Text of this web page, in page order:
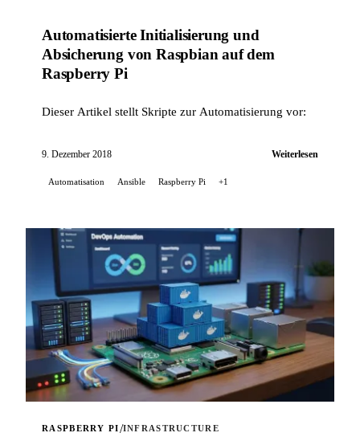
Automatisierte Initialisierung und
Absicherung von Raspbian auf dem
Raspberry Pi
Dieser Artikel stellt Skripte zur Automatisierung vor:
9. Dezember 2018 Weiterlesen
Automatisation Ansible Raspberry Pi +1
RASPBERRY PI/INFRASTRUCTURE